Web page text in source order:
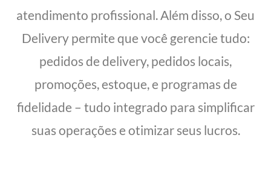
atendimento profissional. Além disso, o Seu
Delivery permite que você gerencie tudo:
pedidos de delivery, pedidos locais,
promoções, estoque, e programas de
fidelidade – tudo integrado para simplificar
suas operações e otimizar seus lucros.